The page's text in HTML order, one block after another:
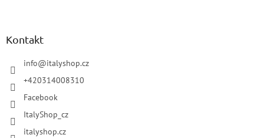
Kontakt
info@italyshop.cz
+420314008310
Facebook
ItalyShop_cz
italyshop.cz